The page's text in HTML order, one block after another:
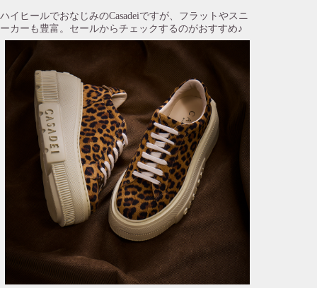
ハイヒールでおなじみのCasadeiですが、フラットやスニ
ーカーも豊富。セールからチェックするのがおすすめ♪